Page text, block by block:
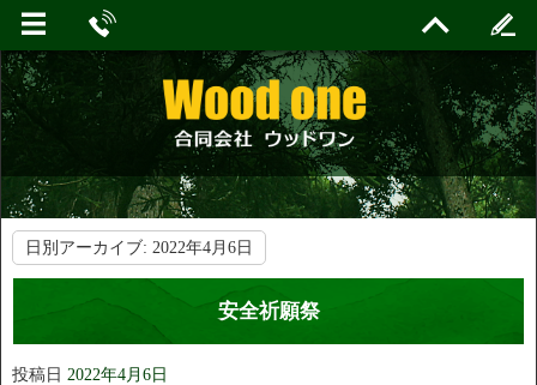
日別アーカイブ: 2022年4月6日
安全祈願祭
投稿日 2022年4月6日